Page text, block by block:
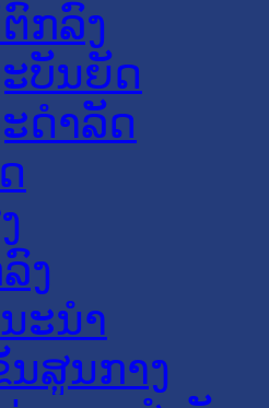
ກລົງ
ບັນຍັດ
ດໍາລັດ
ງ
ະນໍາ
ສູນກາງ